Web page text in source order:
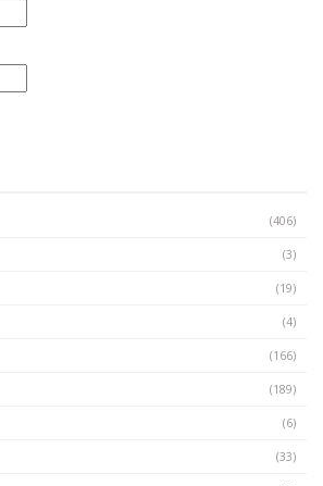
(406)
(3)
(19)
(4)
(166)
(189)
(6)
(33)